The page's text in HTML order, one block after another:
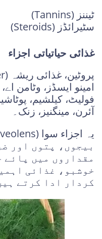
سٹیرائڈز (Steroids)
غذائی حیاتیاتی اجزاء
امینو ایسڈز، وٹامن
فولیٹ، کیلشیم،
آئرن، مینگنیز، زنک۔
بیجوں، پتوں اور
مقداروں میں
خوشبو، غذائی
کردار ادا کرتے